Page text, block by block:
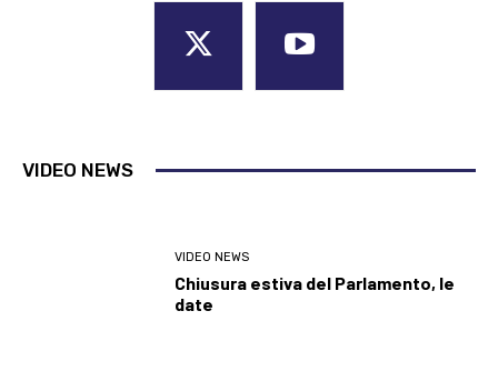
VIDEO NEWS
VIDEO NEWS
Chiusura estiva del Parlamento, le
date